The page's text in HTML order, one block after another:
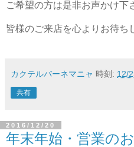
ご希望の方は是非お声かけ下
皆様のご来店を心よりお待ち
カクテルバーネマニャ 時刻: 12/
共有
2016/12/20
年末年始・営業の